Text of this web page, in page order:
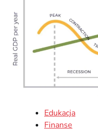
Edukacja
Finanse